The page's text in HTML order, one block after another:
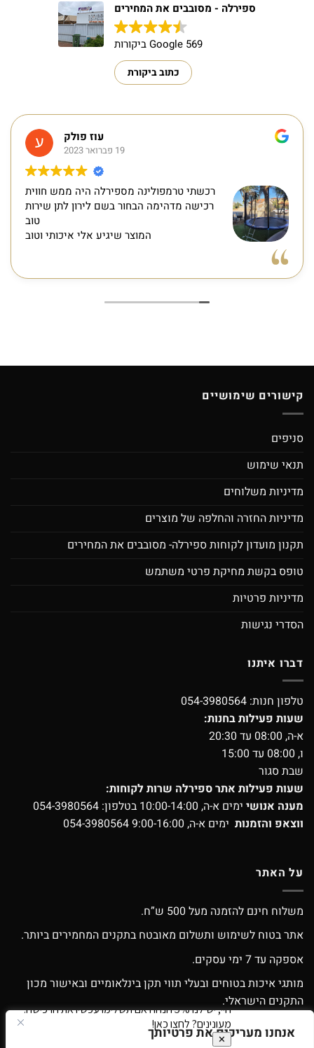
אנחנו מעריכים את פרטיותך
ספירלה - מסובבים את המחירים
569 Google ביקורות
כתוב ביקורת
עוז פולק
19 פברואר 2023
רכשתי טרמפולינה מספירלה היה ממש חווית
רכישה מדהימה הבחור בשם לירון לתן שירות
טוב
המוצר שיגיע אלי איכותי וטוב
קישורים שימושיים
סניפים
תנאי שימוש
מדיניות משלוחים
מדיניות החזרה והחלפה של מוצרים
תקנון מועדון לקוחות ספירלה- מסובבים את המחירים
טופס בקשת מחיקת פרטי משתמש
מדיניות פרטיות
הסדרי נגישות
דברו איתנו
טלפון חנות: 054-3980564
שעות פעילות בחנות:
א-ה, 08:00 עד 20:30
ו, 08:00 עד 15:00
שבת סגור
שעות פעילות אתר ספירלה שרות לקוחות:
מענה אנושי ימים א-ה, 10:00-14:00 בטלפון:
054-3980564
ווצאפ והזמנות ימים א-ה, 9:00-16:00 054-3980564
על האתר
משלוח חינם להזמנה מעל 500 ש”ח.
אתר בטוח לשימוש ותשלום מאובטח בתקנים המחמירים ביותר.
אספקה עד 7 ימי עסקים.
מותגי איכות בטוחים ובעלי תווי תקן בינלאומיים ובאישור מכון
התקנים הישראלי.
אפשרות החלפה / החזרה עפ”י התקנון.